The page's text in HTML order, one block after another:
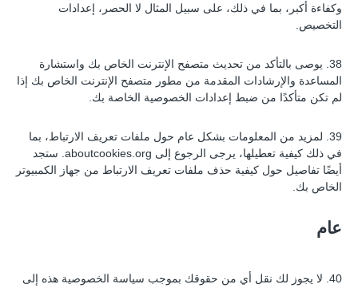
وكفاءة أكبر، بما في ذلك، على سبيل المثال لا الحصر، إعدادات
التخصيص.
38. يوصى بالتأكد من تحديث متصفح الإنترنت الخاص بك واستشارة
المساعدة والإرشادات المقدمة من مطور متصفح الإنترنت الخاص بك إذا
لم تكن متأكدًا من ضبط إعدادات الخصوصية الخاصة بك.
39. لمزيد من المعلومات بشكل عام حول ملفات تعريف الارتباط، بما
في ذلك كيفية تعطيلها، يرجى الرجوع إلى aboutcookies.org. ستجد
أيضًا تفاصيل حول كيفية حذف ملفات تعريف الارتباط من جهاز الكمبيوتر
الخاص بك.
عام
40. لا يجوز لك نقل أي من حقوقك بموجب سياسة الخصوصية هذه إلى